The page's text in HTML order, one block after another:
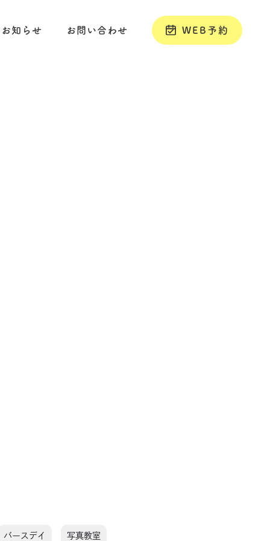
お知らせ お問い合わせ WEB予約
バースデイ 写真教室